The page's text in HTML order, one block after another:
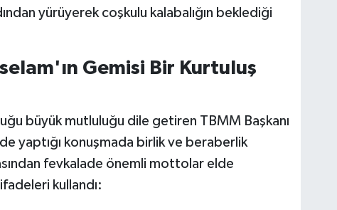
yürüyerek coşkulu kalabalığın beklediği
Gemisi Bir Kurtuluş
büyük mutluluğu dile getiren TBMM Başkanı
yaptığı konuşmada birlik ve beraberlik
fevkalade önemli mottolar elde
kullandı: